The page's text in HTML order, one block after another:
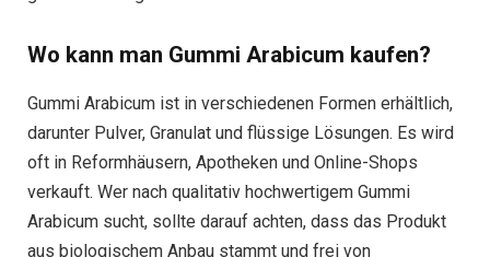
Wo kann man Gummi Arabicum kaufen?
Gummi Arabicum ist in verschiedenen Formen erhältlich,
darunter Pulver, Granulat und flüssige Lösungen. Es wird
oft in Reformhäusern, Apotheken und Online-Shops
verkauft. Wer nach qualitativ hochwertigem Gummi
Arabicum sucht, sollte darauf achten, dass das Produkt
aus biologischem Anbau stammt und frei von